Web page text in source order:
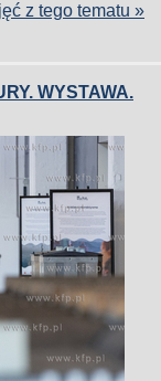
z tego tematu »
WYSTAWA.